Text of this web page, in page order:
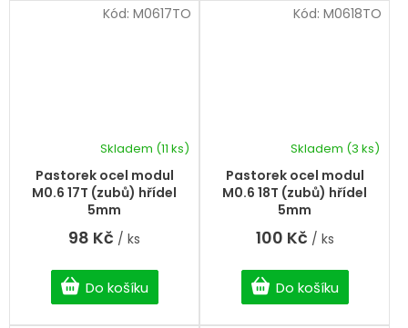
Pastorek ocel modul
M0.6 17T (zubů) hřídel
5mm
Skladem (11 ks)
98 Kč / ks
Do košíku
Kód: M0617TO
Pastorek ocel modul
M0.6 18T (zubů) hřídel
5mm
Skladem (3 ks)
100 Kč / ks
Do košíku
Kód: M0618TO